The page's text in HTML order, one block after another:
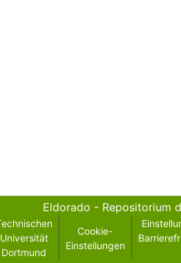
Eldorado - Repositorium
Universität
Dortmund
Cookie-
Einstellungen